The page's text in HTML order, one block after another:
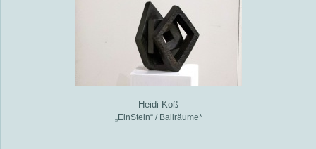
Heidi Koß
„EinStein“ / Ballräume*